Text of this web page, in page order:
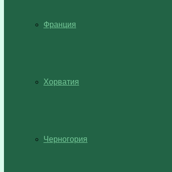
Франция
Хорватия
Черногория